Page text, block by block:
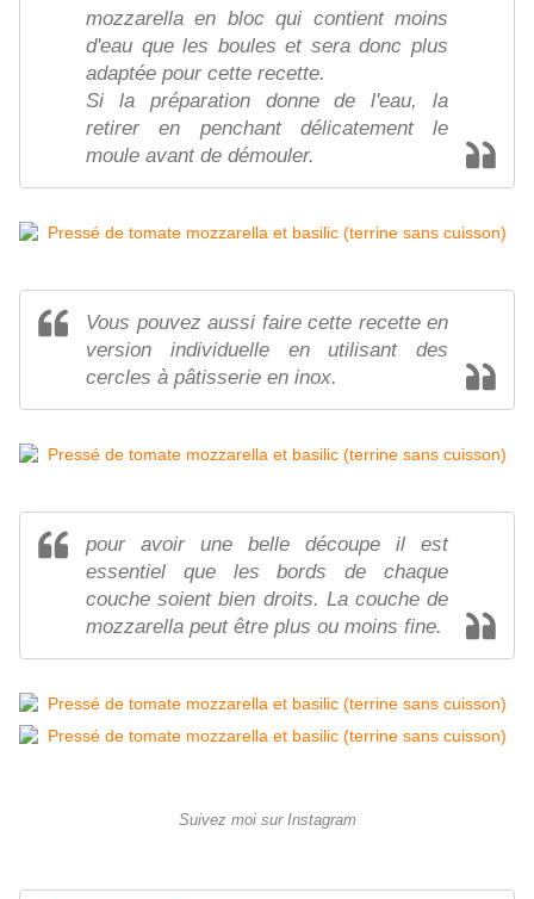
mozzarella en bloc qui contient moins
d'eau que les boules et sera donc plus
adaptée pour cette recette.
Si la préparation donne de l'eau, la
retirer en penchant délicatement le
moule avant de démouler.
Vous pouvez aussi faire cette recette en
version individuelle en utilisant des
cercles à pâtisserie en inox.
pour avoir une belle découpe il est
essentiel que les bords de chaque
couche soient bien droits. La couche de
mozzarella peut être plus ou moins fine.
Suivez moi sur Instagram